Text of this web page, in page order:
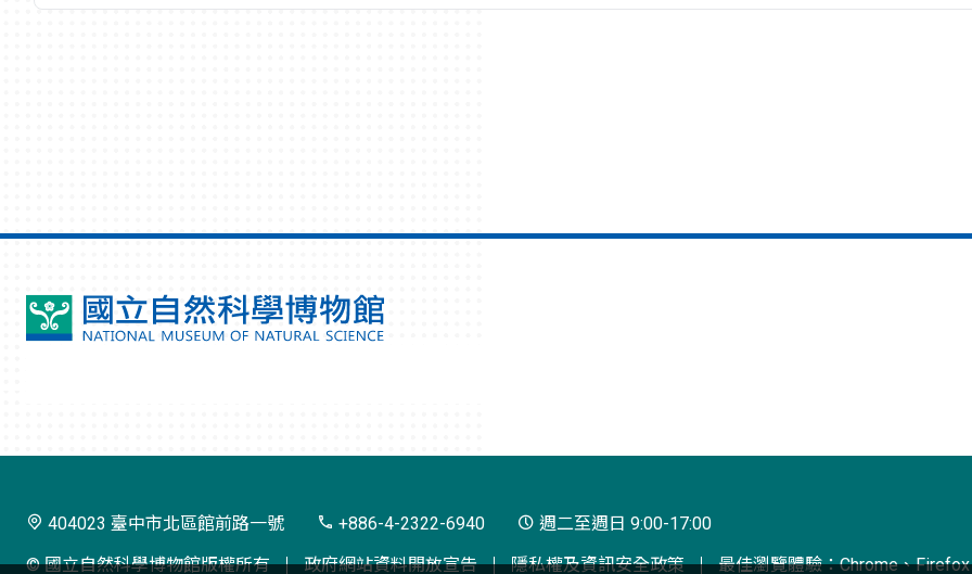
國
404023 臺中市北區館前路一號 +886-4-2322-6940
週二至週日 9:00-17:00
© 國立自然科學博物館版權所有
政府網站資料開放宣告 隱私權及資訊安全政策 最佳瀏覽體驗：Chrome、